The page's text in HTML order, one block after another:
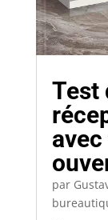
Test
par